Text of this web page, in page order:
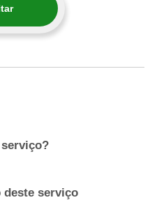
deste serviço